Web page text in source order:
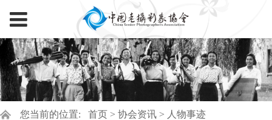
您当前的位置: 首页> 协会资讯> 人物事迹